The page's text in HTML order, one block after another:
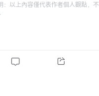
：以上內容僅代表作者個人觀點，